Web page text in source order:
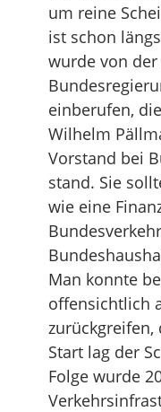
um reine
ist schon
wurde von
einberufen,
Wilhelm
Vorstand bei
stand. Sie
wie eine
Man konnte
offensichtlich
zurückgreifen,
Start lag der
Folge wurde